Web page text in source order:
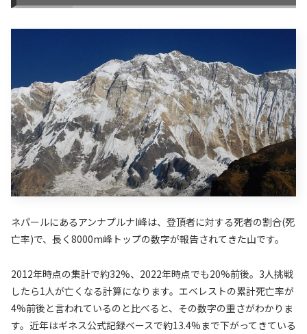
ネパールにあるアンナプルナI峰は、登頂者に対する死者の割合(死
亡率)で、長く8000m峰トップの数字が報告されてきた山です。
2012年時点の集計で約32%、2022年時点でも20%前後。3人挑戦
したら1人が亡くなる計算になります。エベレストの累計死亡率が
4%前後と言われているのと比べると、その数字の重さがわかりま
す。近年はギネス公式記録ベースで約13.4%まで下がってきている